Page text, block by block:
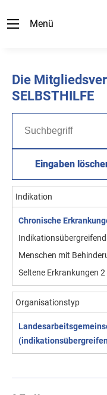
Menü
Die
SELBSTHILFE
Eingaben
Indikation
Chronische
Indikationsübergreifend
Menschen mit
Seltene Erkrankungen 2
Organisationstyp